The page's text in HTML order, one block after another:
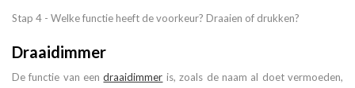
Stap 4 - Welke functie heeft de voorkeur? Draaien of drukken?
Draaidimmer
De functie van eendraaidimmer is, zoals de naam al doet vermoeden,